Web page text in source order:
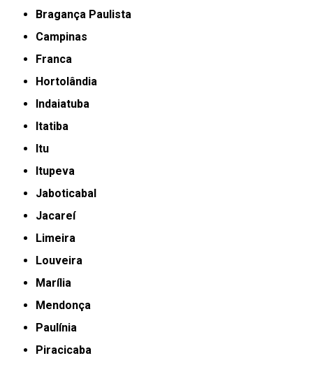
Bragança Paulista
Campinas
Franca
Hortolândia
Indaiatuba
Itatiba
Itu
Itupeva
Jaboticabal
Jacareí
Limeira
Louveira
Marília
Mendonça
Paulínia
Piracicaba